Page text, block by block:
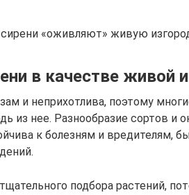
«оживляют» живую
в качестве живой
и неприхотлива, поэтому
из нее. Разнообразие сортов и
к болезням и вредителям,
подбора растений,